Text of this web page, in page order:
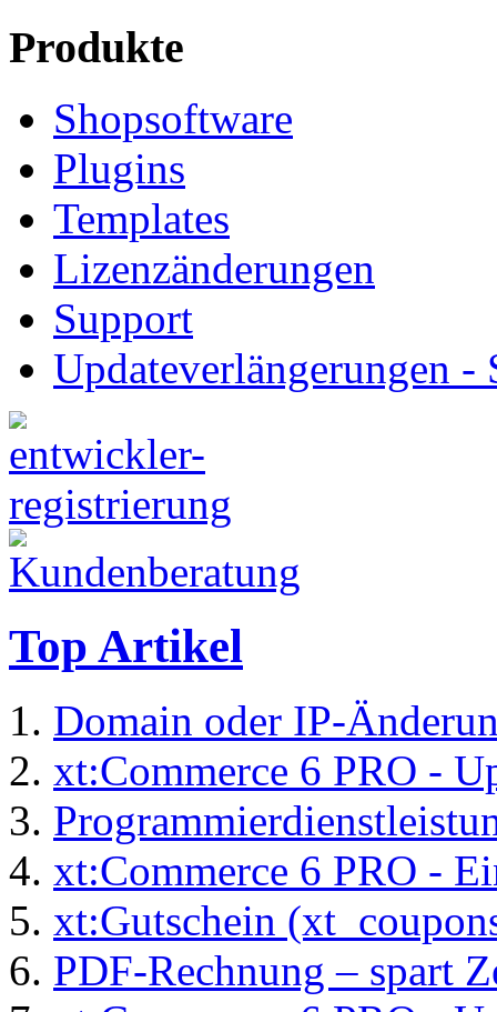
Produkte
Shopsoftware
Plugins
Templates
Lizenzänderungen
Support
Updateverlängerungen -
Top Artikel
Domain oder IP-
xt:Commerce 6 PRO -
xt:Commerce 6 PRO -
xt:Gutschein
PDF-Rechnung – spart